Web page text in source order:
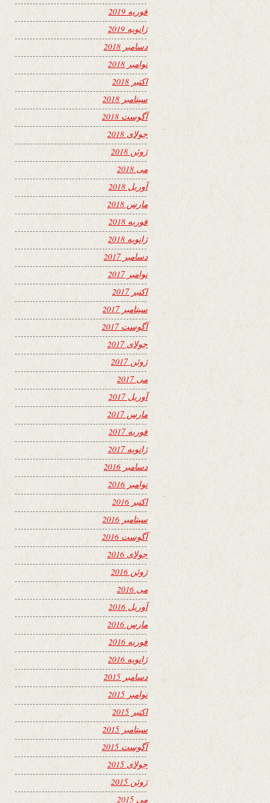
فوریه 2019
ژانویه 2019
دسامبر 2018
نوامبر 2018
اکتبر 2018
سپتامبر 2018
آگوست 2018
جولای 2018
ژوئن 2018
می 2018
آوریل 2018
مارس 2018
فوریه 2018
ژانویه 2018
دسامبر 2017
نوامبر 2017
اکتبر 2017
سپتامبر 2017
آگوست 2017
جولای 2017
ژوئن 2017
می 2017
آوریل 2017
مارس 2017
فوریه 2017
ژانویه 2017
دسامبر 2016
نوامبر 2016
اکتبر 2016
سپتامبر 2016
آگوست 2016
جولای 2016
ژوئن 2016
می 2016
آوریل 2016
مارس 2016
فوریه 2016
ژانویه 2016
دسامبر 2015
نوامبر 2015
اکتبر 2015
سپتامبر 2015
آگوست 2015
جولای 2015
ژوئن 2015
می 2015